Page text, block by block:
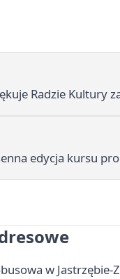
Radzie Kultury
edycja kursu
w